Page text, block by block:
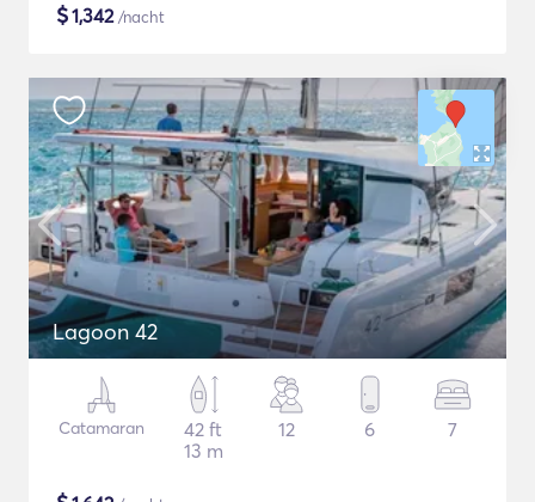
$1,342/nacht
Lagoon 42
Catamaran
42 ft
13 m
12 6 7